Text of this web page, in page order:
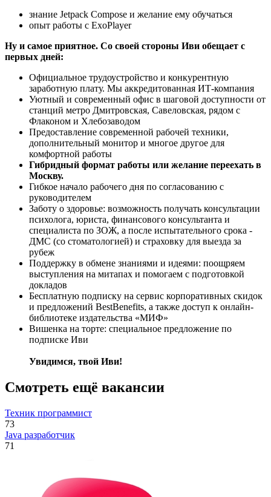
знание Jetpack Compose и желание ему обучаться
опыт работы с ExoPlayer
Ну и самое приятное. Со своей стороны Иви обещает с
первых дней:
Официальное трудоустройство и конкурентную
заработную плату. Мы аккредитованная ИТ-компания
Уютный и современный офис в шаговой доступности от
станций метро Дмитровская, Савеловская, рядом с
Флаконом и Хлебозаводом
Предоставление современной рабочей техники,
дополнительный монитор и многое другое для
комфортной работы
Гибридный формат работы или желание переехать в
Москву.
Гибкое начало рабочего дня по согласованию с
руководителем
Заботу о здоровье: возможность получать консультации
психолога, юриста, финансового консультанта и
специалиста по ЗОЖ, а после испытательного срока -
ДМС (со стоматологией) и страховку для выезда за
рубеж
Поддержку в обмене знаниями и идеями: поощряем
выступления на митапах и помогаем с подготовкой
докладов
Бесплатную подписку на сервис корпоративных скидок
и предложений BestBenefits, а также доступ к онлайн-
библиотеке издательства «МИФ»
Вишенка на торте: специальное предложение по
подписке Иви
Увидимся, твой Иви!
Смотреть ещё вакансии
Техник программист
73
Java разработчик
71